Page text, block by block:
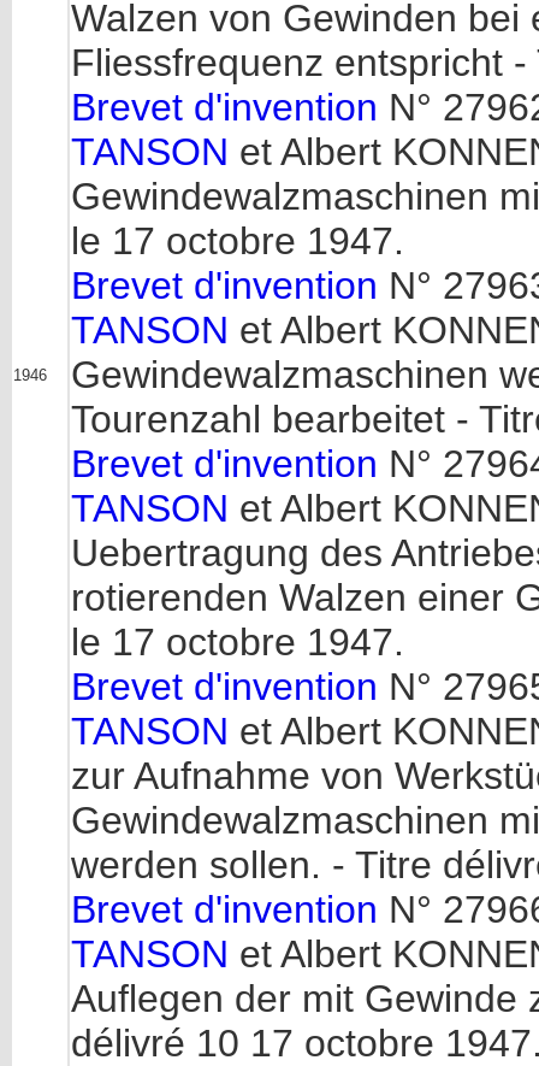
1946
Walzen von Gewinden bei
Fliessfrequenz entspricht
Brevet d'invention N°
TANSON et Albert
Gewindewalzmaschinen
le 17 octobre 1947.
Brevet d'invention N°
TANSON et Albert
Gewindewalzmaschinen
Tourenzahl bearbeitet -
Brevet d'invention N°
TANSON et Albert
Uebertragung des
rotierenden Walzen einer
le 17 octobre 1947.
Brevet d'invention N°
TANSON et Albert
zur Aufnahme von
Gewindewalzmaschinen
werden sollen. - Titre
Brevet d'invention N°
TANSON et Albert
Auflegen der mit Gewinde
délivré 10 17 octobre